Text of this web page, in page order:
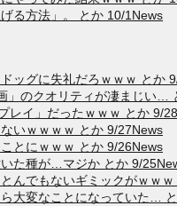
る方法」。 とか 10/1News
ッグに失礼だろｗｗｗ とか
」のクオリティが凄まじい…
レイ」だったｗｗｗ とか 9/
いｗｗｗｗ とか 9/27News
とにｗｗｗ とか 9/26News
た種が…マジか とか 9/
んでもないギミックがｗｗ
大変なことになっていた…